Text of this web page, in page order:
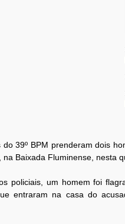
do 39º BPM prenderam dois
na Baixada Fluminense, nesta
policiais, um homem foi
entraram na casa do